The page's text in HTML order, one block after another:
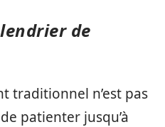
de
traditionnel n’est pas
patienter jusqu’à